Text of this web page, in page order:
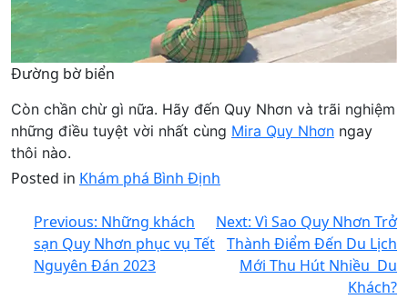
Đường bờ biển
Còn chần chừ gì nữa. Hãy đến Quy Nhơn và trãi nghiệm
những điều tuyệt vời nhất cùng Mira Quy Nhơn ngay
thôi nào.
Posted in Khám phá Bình Định
Previous: Những khách
sạn Quy Nhơn phục vụ Tết
Nguyên Đán 2023
Next: Vì Sao Quy Nhơn Trở
Thành Điểm Đến Du Lịch
Mới Thu Hút Nhiều Du
Khách?